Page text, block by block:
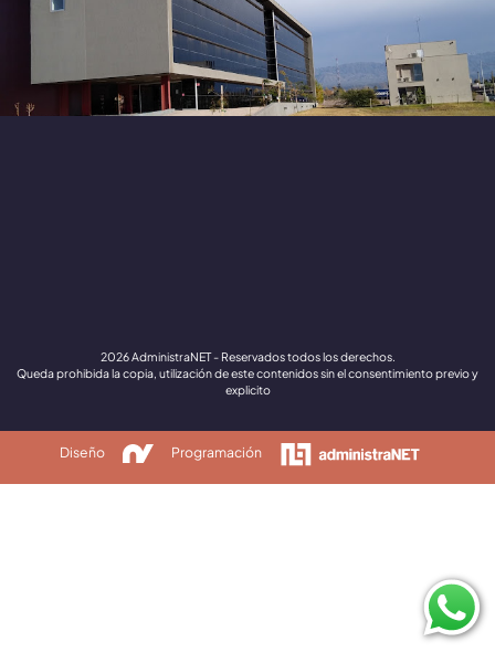
2026 AdministraNET - Reservados todos los derechos.
Queda prohibida la copia, utilización de este contenidos sin el consentimiento previo y
explicito
Diseño Programación